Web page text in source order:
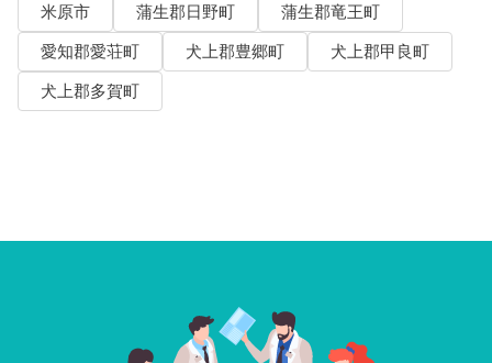
米原市
蒲生郡日野町
蒲生郡竜王町
愛知郡愛荘町
犬上郡豊郷町
犬上郡甲良町
犬上郡多賀町